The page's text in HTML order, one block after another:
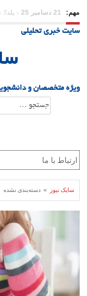
مهم: 31 دسامبر 25 -
داریم؟
سایت خبری تحلیلی
ویژه متخصصان و
جستجو
برای:
سایک نیوز » دسته‌بندی نشده » ۹ نابودگر استرس